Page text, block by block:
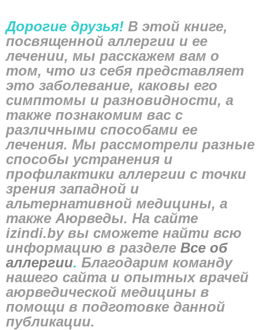
Дорогие друзья! В этой книге,
посвященной аллергии и ее
лечении, мы расскажем вам о
том, что из себя представляет
это заболевание, каковы его
симптомы и разновидности, а
также познакомим вас с
различными способами ее
лечения. Мы рассмотрели разные
способы устранения и
профилактики аллергии с точки
зрения западной и
альтернативной медицины, а
также Аюрведы. На сайте
izindi.by вы сможете найти всю
информацию в разделе Все об
аллергии. Благодарим команду
нашего сайта и опытных врачей
аюрведической медицины в
помощи в подготовке данной
публикации.